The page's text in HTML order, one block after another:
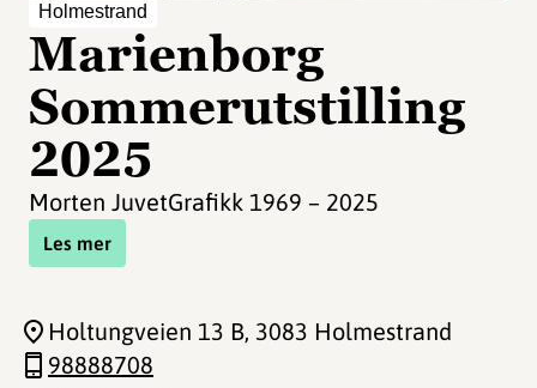
Holmestrand
Marienborg
Sommerutstilling
2025
Morten JuvetGrafikk 1969 – 2025
Les mer
Holtungveien 13 B, 3083 Holmestrand
98888708